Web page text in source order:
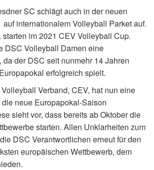
SC schlägt auch in der neuen
internationalem Volleyball Parket auf.
starten im 2021 CEV Volleyball Cup.
DSC Volleyball Damen eine
der DSC seit nunmehr 14 Jahren
erfolgreich spielt.
Verband, CEV, hat nun eine
neue Europapokal-Saison
sieht vor, dass bereits ab Oktober die
starten. Allen Unklarheiten zum
DSC Verantwortlichen erneut für den
europäischen Wettbewerb, dem